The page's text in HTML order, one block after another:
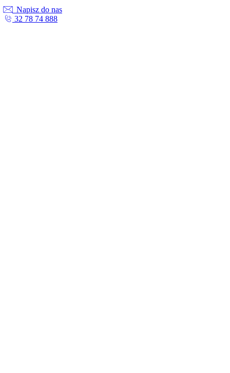
Napisz do nas
32 78 74 888